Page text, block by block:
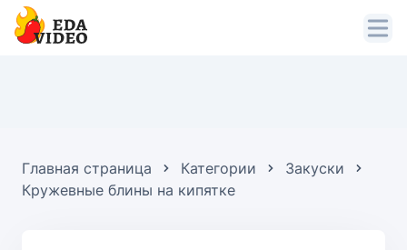
Главная страница Категории
Закуски
Кружевные блины на кипятке